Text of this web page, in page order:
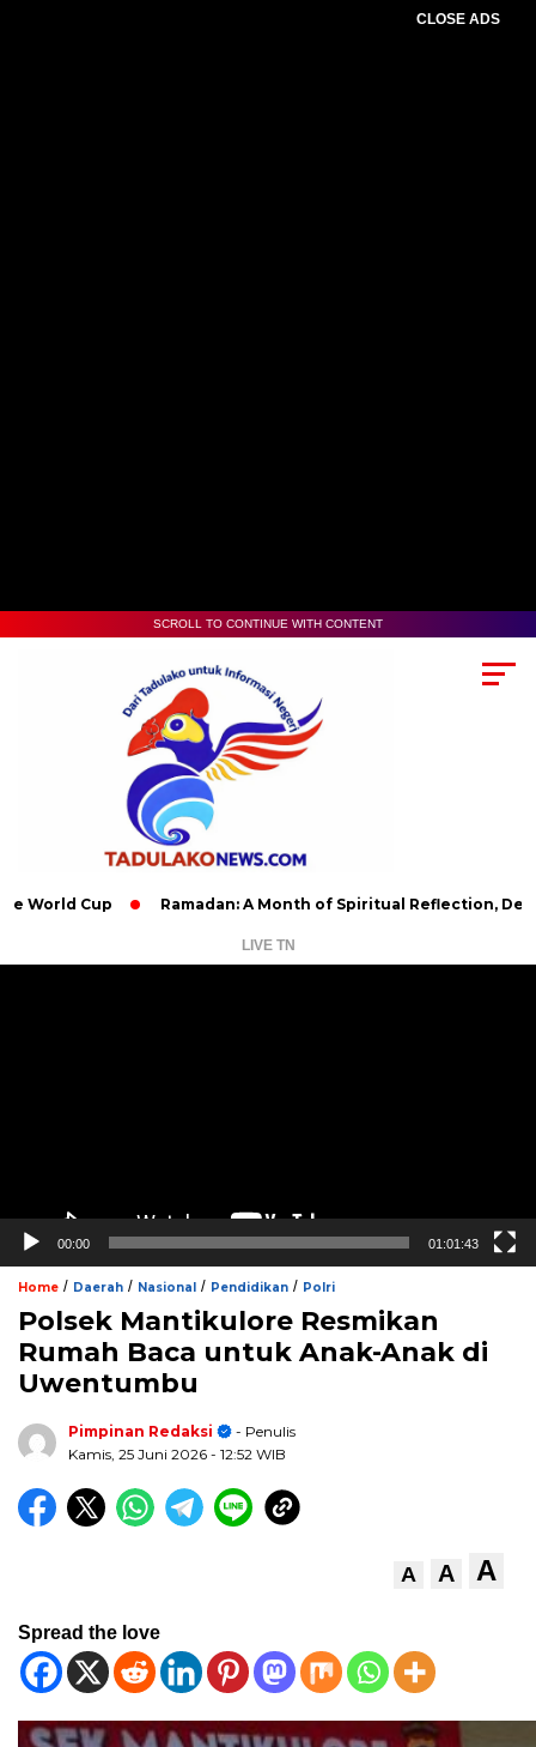
CLOSE ADS
SCROLL TO CONTINUE WITH CONTENT
Ramadan: A Month of Spiritual Reflection, Devotion,
LIVE TN
00:00 01:01:43
Home / Daerah / Nasional / Pendidikan / Polri
Polsek Mantikulore Resmikan
Rumah Baca untuk Anak-Anak di
Uwentumbu
Pimpinan Redaksi
- Penulis
Kamis, 25 Juni 2026 - 12:52 WIB
A A A
Spread the love